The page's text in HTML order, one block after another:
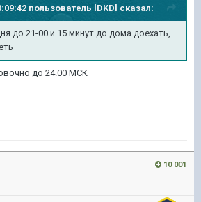
пользователь lDKDl сказал:
до 21-00 и 15 минут до дома доехать,
до 24.00 МСК
10 001